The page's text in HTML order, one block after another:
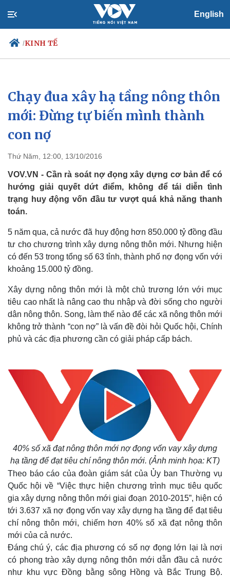
English
/KINH TẾ
Chính trị
Đảng
Tổ chức nhân sự
Quốc hội
Nhận diện sự thật
Xã hội
Tin 24h
Dự báo thời tiết
Chạy đua xây hạ tầng nông thôn
mới: Đừng tự biến mình thành
con nợ
Thứ Năm, 12:00, 13/10/2016
VOV.VN - Cần rà soát nợ đọng xây dựng cơ bản để có
hướng giải quyết dứt điểm, không để tái diễn tình
trạng huy động vốn đầu tư vượt quá khả năng thanh
toán.
5 năm qua, cả nước đã huy động hơn 850.000 tỷ đồng đầu
tư cho chương trình xây dựng nông thôn mới. Nhưng hiện
có đến 53 trong tổng số 63 tỉnh, thành phố nợ đọng vốn với
khoảng 15.000 tỷ đồng.
Xây dựng nông thôn mới là một chủ trương lớn với mục
tiêu cao nhất là nâng cao thu nhập và đời sống cho người
dân nông thôn. Song, làm thế nào để các xã nông thôn mới
không trở thành “con nợ” là vấn đề đòi hỏi Quốc hội, Chính
phủ và các địa phương cần có giải pháp cấp bách.
40% số xã đạt nông thôn mới nợ đọng vốn vay xây dựng
hạ tầng để đạt tiêu chí nông thôn mới. (Ảnh minh họa: KT)
Theo báo cáo của đoàn giám sát của Ủy ban Thường vụ
Quốc hội về “Việc thực hiện chương trình mục tiêu quốc
gia xây dựng nông thôn mới giai đoạn 2010-2015”, hiện có
tới 3.637 xã nợ đọng vốn vay xây dựng hạ tầng để đạt tiêu
chí nông thôn mới, chiếm hơn 40% số xã đạt nông thôn
mới của cả nước.
Đáng chú ý, các địa phương có số nợ đọng lớn lại là nơi
có phong trào xây dựng nông thôn mới dẫn đầu cả nước
như khu vực Đồng bằng sông Hồng và Bắc Trung Bộ.